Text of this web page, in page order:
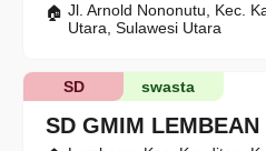
Jl. Arnold Nononutu, Kec.
Utara, Sulawesi Utara
SD GMIM LEMBEAN
swasta
SD